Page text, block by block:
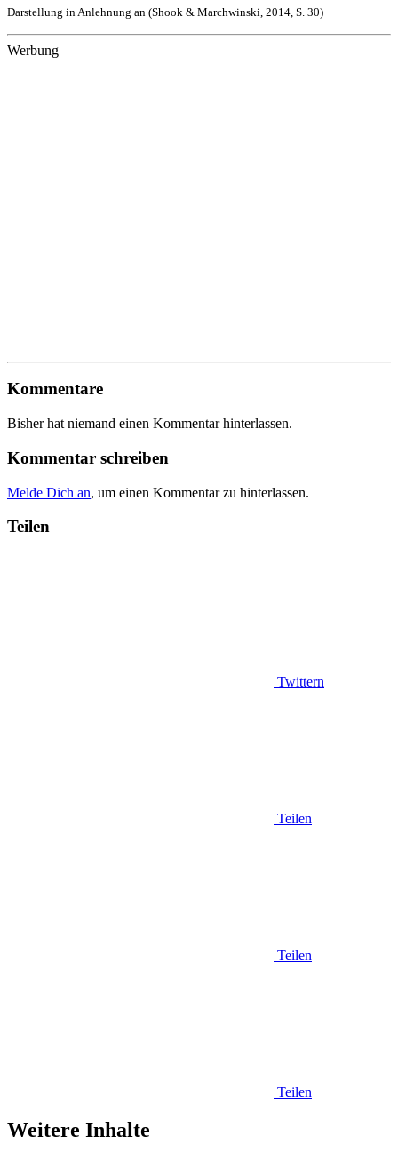
Darstellung in Anlehnung an (Shook & Marchwinski, 2014, S. 30)
Werbung
Kommentare
Bisher hat niemand einen Kommentar hinterlassen.
Kommentar schreiben
Melde Dich an, um einen Kommentar zu hinterlassen.
Teilen
Twittern
Teilen
Teilen
Teilen
Weitere Inhalte